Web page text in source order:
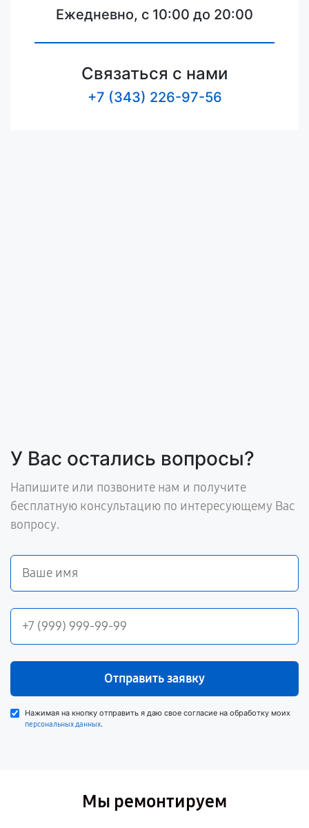
Ежедневно, с 10:00 до 20:00
Связаться с нами
+7 (343) 226-97-56
У Вас остались вопросы?
Напишите или позвоните нам и получите
бесплатную консультацию по интересующему Вас
вопросу.
Отправить заявку
Нажимая на кнопку отправить я даю свое согласие на обработку моих
персональных данных.
Мы ремонтируем